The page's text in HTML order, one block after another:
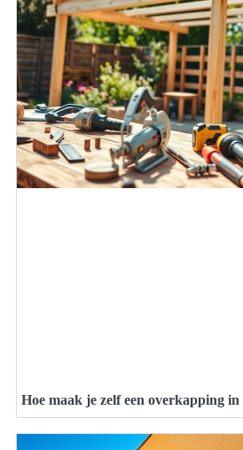
Hoe maak je zelf een overkapping in